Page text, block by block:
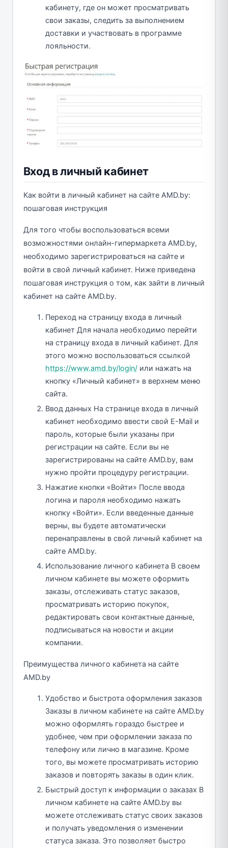
кабинету, где он может просматривать
свои заказы, следить за выполнением
доставки и участвовать в программе
лояльности.
Вход в личный кабинет
Как войти в личный кабинет на сайте AMD.by:
пошаговая инструкция
Для того чтобы воспользоваться всеми
возможностями онлайн-гипермаркета AMD.by,
необходимо зарегистрироваться на сайте и
войти в свой личный кабинет. Ниже приведена
пошаговая инструкция о том, как зайти в личный
кабинет на сайте AMD.by.
Переход на страницу входа в личный
кабинет Для начала необходимо перейти
на страницу входа в личный кабинет. Для
этого можно воспользоваться ссылкой
https://www.amd.by/login/ или нажать на
кнопку «Личный кабинет» в верхнем меню
сайта.
Ввод данных На странице входа в личный
кабинет необходимо ввести свой E-Mail и
пароль, которые были указаны при
регистрации на сайте. Если вы не
зарегистрированы на сайте AMD.by, вам
нужно пройти процедуру регистрации.
Нажатие кнопки «Войти» После ввода
логина и пароля необходимо нажать
кнопку «Войти». Если введенные данные
верны, вы будете автоматически
перенаправлены в свой личный кабинет на
сайте AMD.by.
Использование личного кабинета В своем
личном кабинете вы можете оформить
заказы, отслеживать статус заказов,
просматривать историю покупок,
редактировать свои контактные данные,
подписываться на новости и акции
компании.
Преимущества личного кабинета на сайте
AMD.by
Удобство и быстрота оформления заказов
Заказы в личном кабинете на сайте AMD.by
можно оформлять гораздо быстрее и
удобнее, чем при оформлении заказа по
телефону или лично в магазине. Кроме
того, вы можете просматривать историю
заказов и повторять заказы в один клик.
Быстрый доступ к информации о заказах В
личном кабинете на сайте AMD.by вы
можете отслеживать статус своих заказов
и получать уведомления о изменении
статуса заказа. Это позволяет быстро